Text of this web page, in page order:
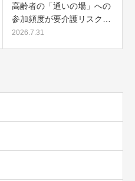
高齢者の「通いの場」への
参加頻度が要介護リスク…
2026.7.31